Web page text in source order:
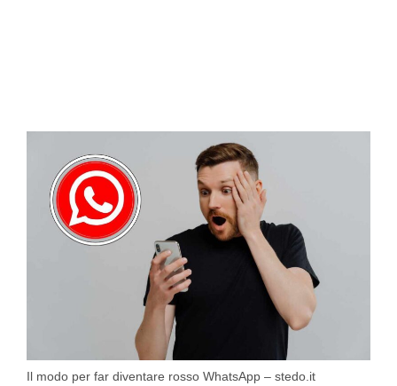
Il modo per far diventare rosso WhatsApp – stedo.it